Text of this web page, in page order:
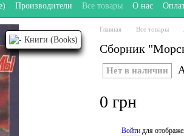
Производители Все товары О нас
Главная Все товары
Сборник
Нет в наличии
0 грн
Войти для